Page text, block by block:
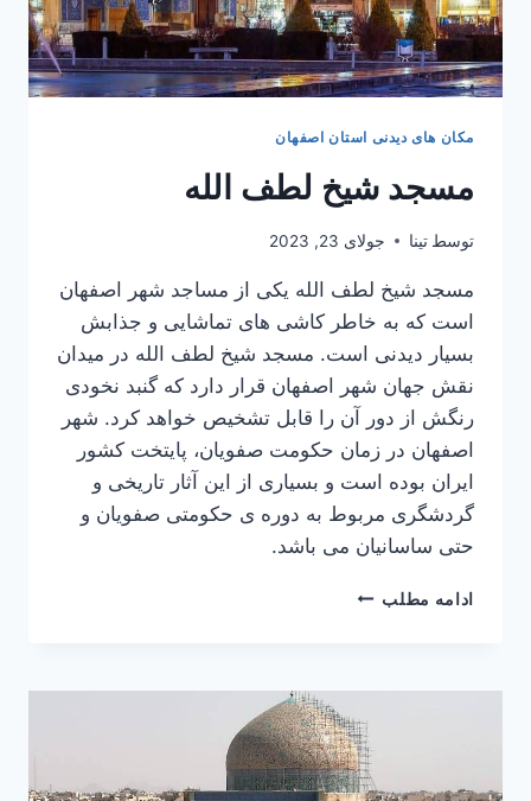
مکان های دیدنی استان اصفهان
مسجد شیخ لطف الله
توسط تینا جولای 23, 2023
مسجد شیخ لطف الله یکی از مساجد شهر اصفهان
است که به خاطر کاشی های تماشایی و جذابش
بسیار دیدنی است. مسجد شیخ لطف الله در میدان
نقش جهان شهر اصفهان قرار دارد که گنبد نخودی
رنگش از دور آن را قابل تشخیص خواهد کرد. شهر
اصفهان در زمان حکومت صفویان، پایتخت کشور
ایران بوده است و بسیاری از این آثار تاریخی و
گردشگری مربوط به دوره ی حکومتی صفویان و
حتی ساسانیان می باشد.
ادامه مطلب مسجد